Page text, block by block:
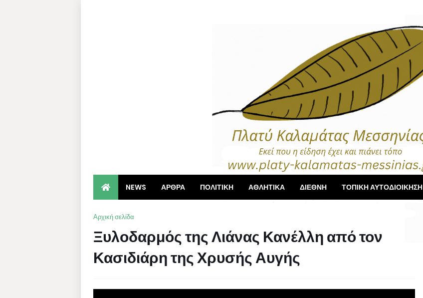
NEWS ΑΡΘΡΑ ΠΟΛΙΤΙΚΗ ΑΘΛΗΤΙΚΑ ΔΙΕΘΝΗ ΤΟΠΙΚΗ ΑΥΤΟΔΙΟΙΚΗΣΗ
Αρχική σελίδα
Ξυλοδαρμός της Λιάνας Κανέλλη από τον
Κασιδιάρη της Χρυσής Αυγής